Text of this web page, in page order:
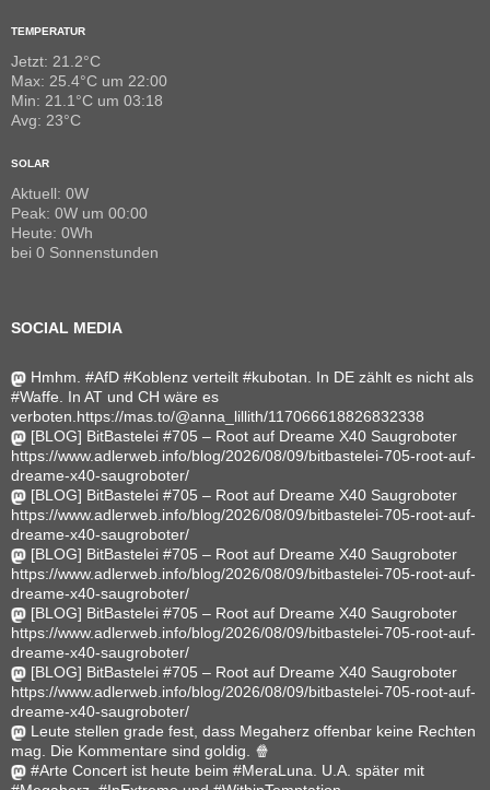
TEMPERATUR
Jetzt: 21.2°C
Max: 25.4°C um 22:00
Min: 21.1°C um 03:18
Avg: 23°C
SOLAR
Aktuell: 0W
Peak: 0W um 00:00
Heute: 0Wh
bei 0 Sonnenstunden
SOCIAL MEDIA
Hmhm. #AfD #Koblenz verteilt #kubotan. In DE zählt es nicht als
#Waffe. In AT und CH wäre es
verboten.https://mas.to/@anna_lillith/117066618826832338
[BLOG] BitBastelei #705 – Root auf Dreame X40 Saugroboter
https://www.adlerweb.info/blog/2026/08/09/bitbastelei-705-root-auf-
dreame-x40-saugroboter/
[BLOG] BitBastelei #705 – Root auf Dreame X40 Saugroboter
https://www.adlerweb.info/blog/2026/08/09/bitbastelei-705-root-auf-
dreame-x40-saugroboter/
[BLOG] BitBastelei #705 – Root auf Dreame X40 Saugroboter
https://www.adlerweb.info/blog/2026/08/09/bitbastelei-705-root-auf-
dreame-x40-saugroboter/
[BLOG] BitBastelei #705 – Root auf Dreame X40 Saugroboter
https://www.adlerweb.info/blog/2026/08/09/bitbastelei-705-root-auf-
dreame-x40-saugroboter/
[BLOG] BitBastelei #705 – Root auf Dreame X40 Saugroboter
https://www.adlerweb.info/blog/2026/08/09/bitbastelei-705-root-auf-
dreame-x40-saugroboter/
Leute stellen grade fest, dass Megaherz offenbar keine Rechten
mag. Die Kommentare sind goldig. 🍿
#Arte Concert ist heute beim #MeraLuna. U.A. später mit